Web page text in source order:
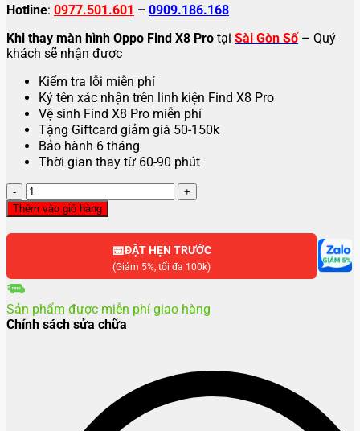
Hotline: 0977.501.601 – 0909.186.168
Khi thay màn hình Oppo Find X8 Pro tại Sài Gòn Số– Quý
khách sẽ nhận được
Kiểm tra lỗi miễn phí
Ký tên xác nhận trên linh kiện Find X8 Pro
Vệ sinh Find X8 Pro miễn phí
Tặng Giftcard giảm giá 50-150k
Bảo hành 6 tháng
Thời gian thay từ 60-90 phút
Thay
màn
hình
Oppo
Pro
lượng
Thêm vào giỏ hàng
📅ĐẶT HẸN TRƯỚC
(Giảm 5%, tối đa 100k)
Sản phẩm được miễn phí giao hàng
Chính sách sửa chữa